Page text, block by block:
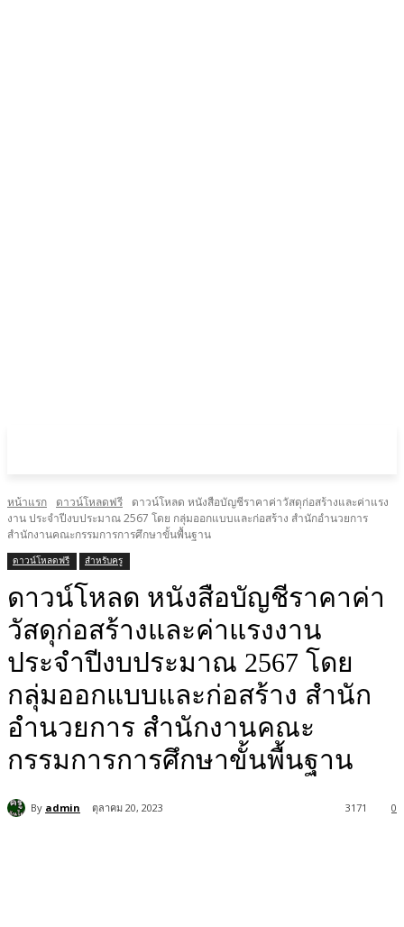
หน้าแรก ดาวน์โหลดฟรี
ดาวน์โหลด หนังสือบัญชีราคาค่าวัสดุก่อสร้างและค่าแรง
งาน ประจำปีงบประมาณ 2567 โดย กลุ่มออกแบบและก่อสร้าง สำนักอำนวยการ
สำนักงานคณะกรรมการการศึกษาขั้นพื้นฐาน
ดาวน์โหลดฟรี สำหรับครู
ดาวน์โหลด หนังสือบัญชีราคาค่า
วัสดุก่อสร้างและค่าแรงงาน
ประจำปีงบประมาณ 2567 โดย
กลุ่มออกแบบและก่อสร้าง สำนัก
อำนวยการ สำนักงานคณะ
กรรมการการศึกษาขั้นพื้นฐาน
By admin ตุลาคม 20, 2023 0
3171